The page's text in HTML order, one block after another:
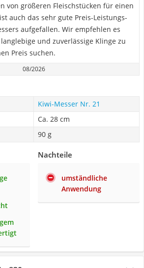
von größeren Fleischstücken für einen
auch das sehr gute Preis-Leistungs-
aufgefallen. Wir empfehlen es
und zuverlässige Klinge zu
Preis suchen.
08/2026
Kiwi-Messer Nr. 21
Ca. 28 cm
90 g
Nachteile
umständliche
Anwendung